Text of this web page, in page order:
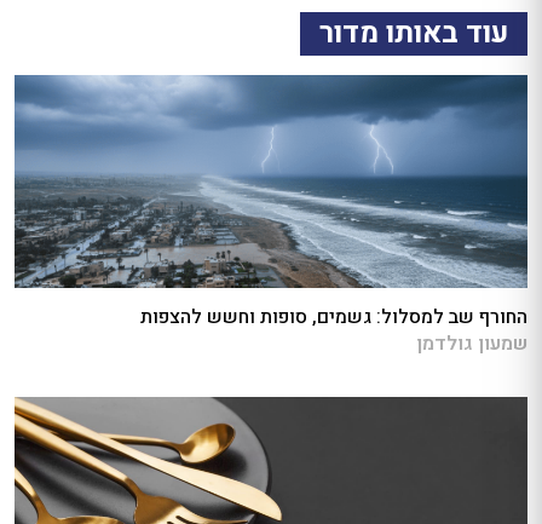
עוד באותו מדור
החורף שב למסלול: גשמים, סופות וחשש להצפות
שמעון גולדמן